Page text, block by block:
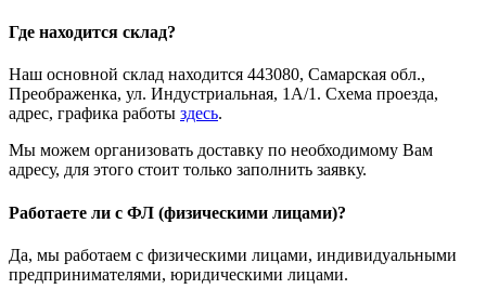
Где находится склад?
Наш основной склад находится 443080, Самарская обл.,
Преображенка, ул. Индустриальная, 1А/1. Схема проезда,
адрес, графика работы здесь.
Мы можем организовать доставку по необходимому Вам
адресу, для этого стоит только заполнить заявку.
Работаете ли с ФЛ (физическими лицами)?
Да, мы работаем с физическими лицами, индивидуальными
предпринимателями, юридическими лицами.